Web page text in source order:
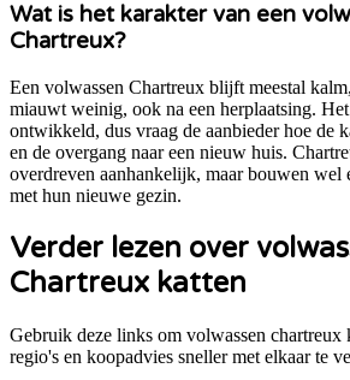
Wat is het karakter van een
Chartreux?
Een volwassen Chartreux blijft meestal
miauwt weinig, ook na een herplaatsing.
ontwikkeld, dus vraag de aanbieder hoe de
en de overgang naar een nieuw huis.
overdreven aanhankelijk, maar bouwen wel
met hun nieuwe gezin.
Verder lezen over
Chartreux katten
Gebruik deze links om volwassen chartreux
regio's en koopadvies sneller met elkaar te